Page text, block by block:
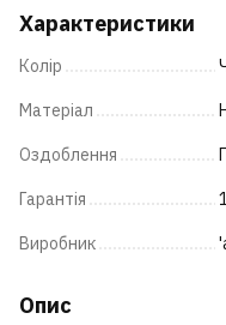
Характеристики
Колір
Матеріал
Оздоблення
Гарантія
Виробник
Опис